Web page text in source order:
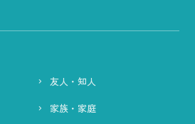
友人・知人
家族・家庭